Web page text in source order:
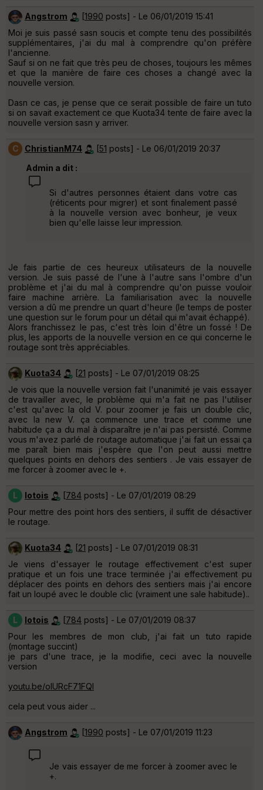
Angstrom [1990 posts] - Le 06/01/2019 15:41
Moi je suis passé sasn soucis et compte tenu des possibilités
supplémentaires, j'ai du mal à comprendre qu'on préfère
l'ancienne.
Sauf si on ne fait que très peu de choses, toujours les mêmes
et que la manière de faire ces choses a changé avec la
nouvelle version.
Dasn ce cas, je pense que ce serait possible de faire un tuto
si on savait exactement ce que Kuota34 tente de faire avec la
nouvelle version sasn y arriver.
C ChristianM74 [51 posts] - Le 06/01/2019 20:37
Admin a dit :
Si d'autres personnes étaient dans votre cas
(réticents pour migrer) et sont finalement passé
à la nouvelle version avec bonheur, je veux
bien qu'elle laisse leur impression.
Je fais partie de ces heureux utilisateurs de la nouvelle
version. Je suis passé de l'une à l'autre sans l'ombre d'un
problème et j'ai du mal à comprendre qu'on puisse vouloir
faire machine arrière. La familiarisation avec la nouvelle
version a dû me prendre un quart d'heure (le temps de poster
une question sur le forum pour un détail qui m'avait échappé).
Alors franchissez le pas, c'est très loin d'être un fossé ! De
plus, les apports de la nouvelle version en ce qui concerne le
routage sont très appréciables.
Kuota34 [21 posts] - Le 07/01/2019 08:25
Je vois que la nouvelle version fait l'unanimité je vais essayer
de travailler avec, le problème qui m'a fait ne pas l'utiliser
c'est qu'avec la old V. pour zoomer je fais un double clic,
avec la new V. ça commence une trace et comme une
habitude ça a du mal à disparaître je n'ai pas persisté. Comme
vous m'avez parlé de routage automatique j'ai fait un essai ça
me paraît bien mais j'espère que l'on peut aussi mettre
quelques points en dehors des sentiers . Je vais essayer de
me forcer à zoomer avec le +.
L lotois [784 posts] - Le 07/01/2019 08:29
Pour mettre des point hors des sentiers, il suffit de désactiver
le routage.
Kuota34 [21 posts] - Le 07/01/2019 08:31
Je viens d'essayer le routage effectivement c'est super
pratique et un fois une trace terminée j'ai effectivement pu
déplacer des points en dehors des sentiers mais j'ai encore
fait un loupé avec le double clic (vraiment une sale habitude)..
L lotois [784 posts] - Le 07/01/2019 08:37
Pour les membres de mon club, j'ai fait un tuto rapide
(montage succint)
je pars d'une trace, je la modifie, ceci avec la nouvelle
version
youtu.be/oIURcF71FQI
cela peut vous aider ...
Angstrom [1990 posts] - Le 07/01/2019 11:23
Je vais essayer de me forcer à zoomer avec le
+.